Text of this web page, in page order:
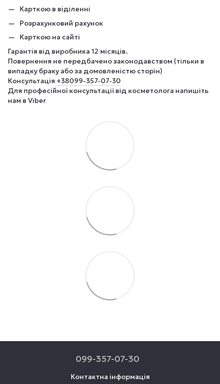
Карткою в віділенні
Розрахунковий рахунок
Карткою на сайті
Гарантія від виробника 12 місяців.
Повернення не передбачено законодавством (тільки в
випадку браку або за домовленістю сторін)
Консультація +38099-357-07-30
Для професійної консультації від косметолога напишіть
нам в Viber
099-357-07-30
Контактна інформація